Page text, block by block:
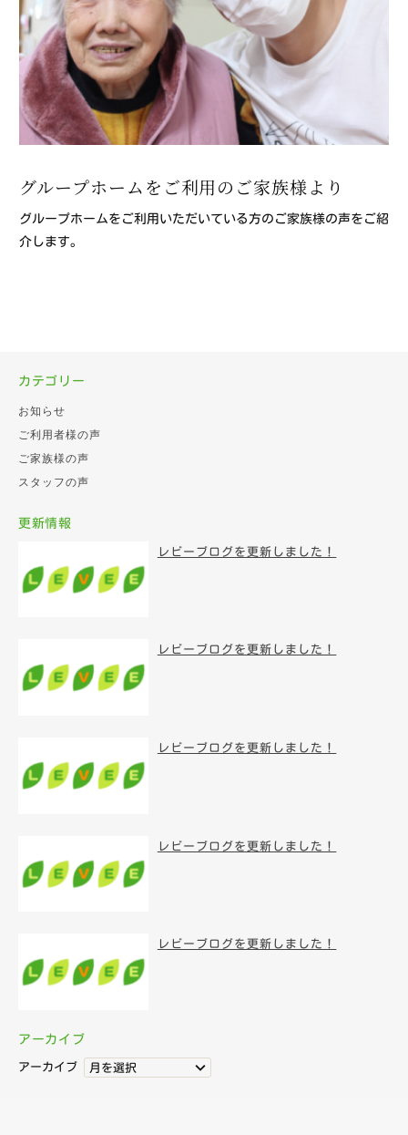
グループホームをご利用のご家族様より
グループホームをご利用いただいている方のご家族様の声をご紹
介します。
カテゴリー
お知らせ
ご利用者様の声
ご家族様の声
スタッフの声
更新情報
レビーブログを更新しました！
レビーブログを更新しました！
レビーブログを更新しました！
レビーブログを更新しました！
レビーブログを更新しました！
アーカイブ
アーカイブ 月を選択